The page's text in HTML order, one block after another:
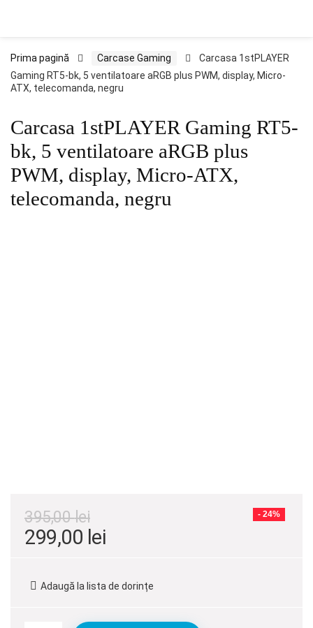
Prima pagină Carcase Gaming
Carcasa 1stPLAYER
Gaming RT5-bk, 5 ventilatoare aRGB plus PWM, display, Micro-
ATX, telecomanda, negru
Carcasa 1stPLAYER Gaming RT5-
bk, 5 ventilatoare aRGB plus
PWM, display, Micro-ATX,
telecomanda, negru
- 24%
395,00lei
Prețul
a
fost:
395,00 lei.
299,00 lei
este:
299,00 lei.
Adaugă la lista de dorințe